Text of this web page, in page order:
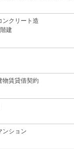
ンクリート造
建
物賃貸借契約
ンション